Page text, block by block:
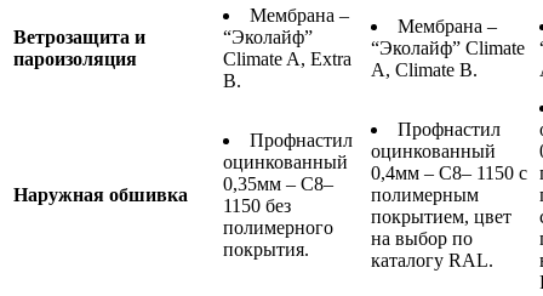
Ветрозащита и
пароизоляция
Мембрана –
“Эколайф”
Climate A, Extra
B.
Мембрана –
“Эколайф” Climate
A, Climate B.
Наружная обшивка
Профнастил
оцинкованный
0,35мм – С8–
1150 без
полимерного
покрытия.
Профнастил
оцинкованный
0,4мм – С8– 1150 с
полимерным
покрытием, цвет
на выбор по
каталогу RAL.